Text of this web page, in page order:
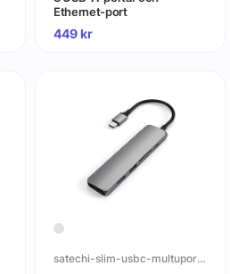
Ethernet-port
449kr
satechi-slim-usbc-multuport-adapter-v2